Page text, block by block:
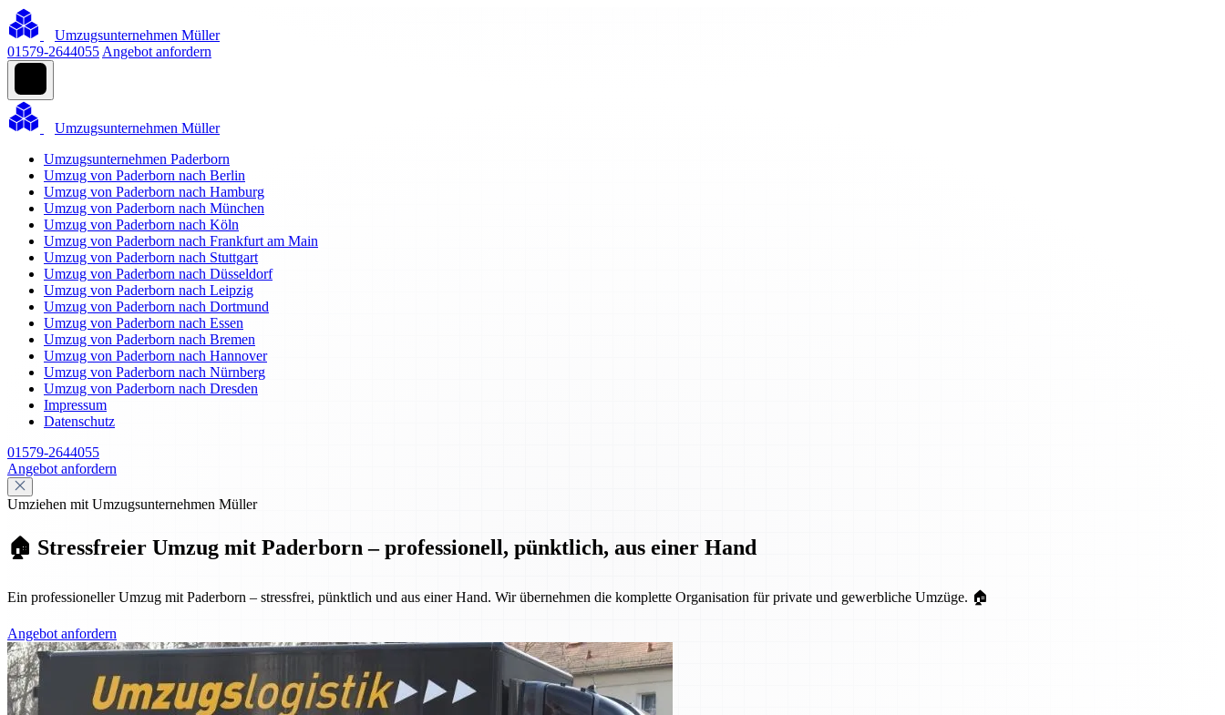
Umzugsunternehmen Müller
01579-2644055 Angebot anfordern
Umzugsunternehmen Müller
Umzugsunternehmen Paderborn
Umzug von Paderborn nach Berlin
Umzug von Paderborn nach Hamburg
Umzug von Paderborn nach München
Umzug von Paderborn nach Köln
Umzug von Paderborn nach Frankfurt am Main
Umzug von Paderborn nach Stuttgart
Umzug von Paderborn nach Düsseldorf
Umzug von Paderborn nach Leipzig
Umzug von Paderborn nach Dortmund
Umzug von Paderborn nach Essen
Umzug von Paderborn nach Bremen
Umzug von Paderborn nach Hannover
Umzug von Paderborn nach Nürnberg
Umzug von Paderborn nach Dresden
Impressum
Datenschutz
01579-2644055
Angebot anfordern
Umziehen mit Umzugsunternehmen Müller
🏠 Stressfreier Umzug mit Paderborn – professionell, pünktlich, aus einer Hand
Ein professioneller Umzug mit Paderborn – stressfrei, pünktlich und aus einer Hand. Wir übernehmen die komplette Organisation für private und gewerbliche Umzüge. 🏠
Angebot anfordern